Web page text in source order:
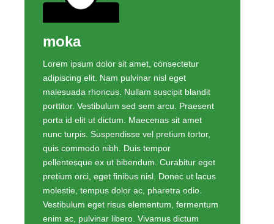
moka
Lorem ipsum dolor sit amet, consectetur
adipiscing elit. Nam pulvinar nisl eget
malesuada rhoncus. Nullam suscipit blandit
porttitor. Vestibulum sed sem arcu. Praesent
porta id elit ut dictum. Maecenas sit amet
nunc turpis. Suspendisse vel pretium tortor,
quis commodo nibh. Duis tempor
pellentesque ex ut bibendum. Curabitur eget
pretium orci, eget finibus nisl. Donec ut lacus
molestie, tempus dolor ac, pharetra odio.
Vestibulum eget risus elementum, fermentum
enim ac, pulvinar libero. Vivamus dictum